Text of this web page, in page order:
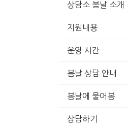
상담소 봄날 소개
지원내용
운영 시간
봄날 상담 안내
봄날에 물어봄
상담하기